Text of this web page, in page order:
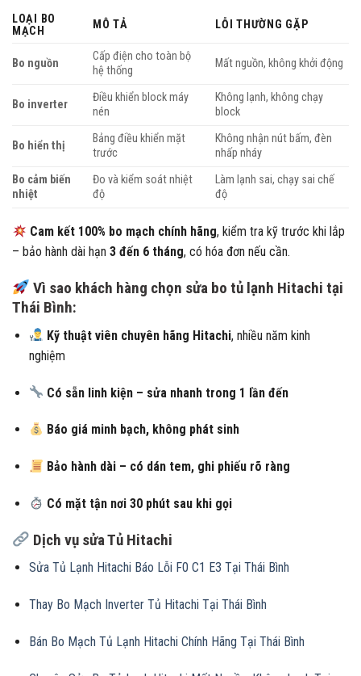
LOẠI BO
MẠCH
MÔ TẢ LỖI THƯỜNG GẶP
Bo nguồn
Cấp điện cho toàn bộ
hệ thống
Mất nguồn, không khởi động
Bo inverter
Điều khiển block máy
nén
Không lạnh, không chạy
block
Bo hiển thị
Bảng điều khiển mặt
trước
Không nhận nút bấm, đèn
nhấp nháy
Bo cảm biến
nhiệt
Đo và kiểm soát nhiệt
độ
Làm lạnh sai, chạy sai chế
độ
Cam kết 100% bo mạch chính hãng, kiểm tra kỹ trước khi lắp
– bảo hành dài hạn 3 đến 6 tháng, có hóa đơn nếu cần.
Vì sao khách hàng chọn sửa bo tủ lạnh Hitachi tại
Thái Bình:
Kỹ thuật viên chuyên hãng Hitachi, nhiều năm kinh
nghiệm
Có sẵn linh kiện – sửa nhanh trong 1 lần đến
Báo giá minh bạch, không phát sinh
Bảo hành dài – có dán tem, ghi phiếu rõ ràng
Có mặt tận nơi 30 phút sau khi gọi
Dịch vụ sửa Tủ Hitachi
Sửa Tủ Lạnh Hitachi Báo Lỗi F0 C1 E3 Tại Thái Bình
Thay Bo Mạch Inverter Tủ Hitachi Tại Thái Bình
Bán Bo Mạch Tủ Lạnh Hitachi Chính Hãng Tại Thái Bình